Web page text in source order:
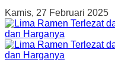
Kamis, 27 Februari 2025